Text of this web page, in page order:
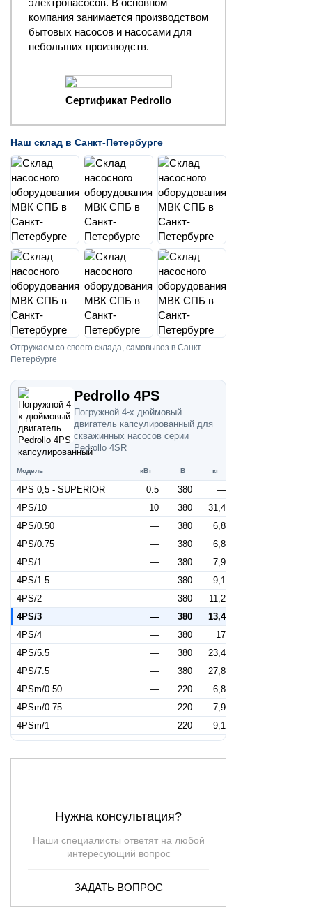
электронасосов. В основном
компания занимается производством
бытовых насосов и насосами для
небольших производств.
Сертификат Pedrollo
Наш склад в Санкт-Петербурге
Отгружаем со своего склада, самовывоз в Санкт-
Петербурге
Pedrollo 4PS
Погружной 4-х дюймовый
двигатель капсулированный для
скважинных насосов серии
Pedrollo 4SR
Модель кВт В кг
4PS 0,5 - SUPERIOR 0.5 380
—
4PS/10
10 380
31,4
4PS/0.50
— 380
6,8
4PS/0.75
— 380
6,8
4PS/1
— 380
7,9
4PS/1.5
— 380
9,1
4PS/2
— 380
11,2
4PS/3
— 380
13,4
4PS/4
— 380
17
4PS/5.5
— 380
23,4
4PS/7.5
— 380
27,8
4PSm/0.50
— 220
6,8
4PSm/0.75
— 220
7,9
4PSm/1
— 220
9,1
4PSm/1.5
— 220
11,2
4PSm/2
— 220
13,4
Нужна консультация?
Наши специалисты ответят на любой
интересующий вопрос
ЗАДАТЬ ВОПРОС